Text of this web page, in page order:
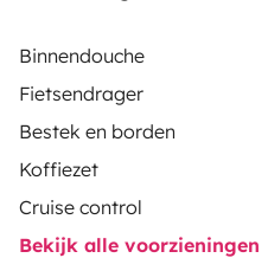
chacune de vos questions.
Binnendouche
Fietsendrager
Bestek en borden
Koffiezet
Cruise control
Bekijk alle voorzieningen